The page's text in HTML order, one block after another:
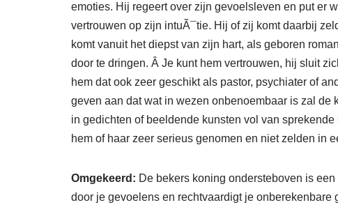
emoties. Hij regeert over zijn gevoelsleven en put er
vertrouwen op zijn intuÃ¯tie. Hij of zij komt daarbij
komt vanuit het diepst van zijn hart, als geboren
door te dringen. Â Je kunt hem vertrouwen, hij sluit
hem dat ook zeer geschikt als pastor, psychiater of
geven aan dat wat in wezen onbenoembaar is zal
in gedichten of beeldende kunsten vol van
hem of haar zeer serieus genomen en niet zelden in
Omgekeerd: De bekers koning ondersteboven is
door je gevoelens en rechtvaardigt je